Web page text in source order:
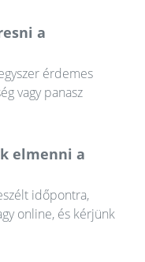
a
érdemes
vagy panasz
elmenni a
időpontra,
online, és kérjünk